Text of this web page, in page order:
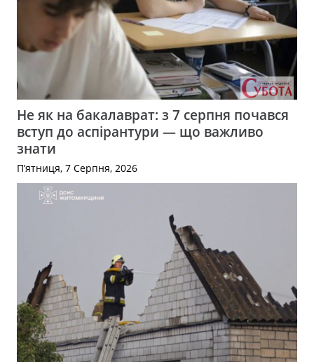
Не як на бакалаврат: з 7 серпня почався
вступ до аспірантури — що важливо
знати
П’ятниця, 7 Серпня, 2026